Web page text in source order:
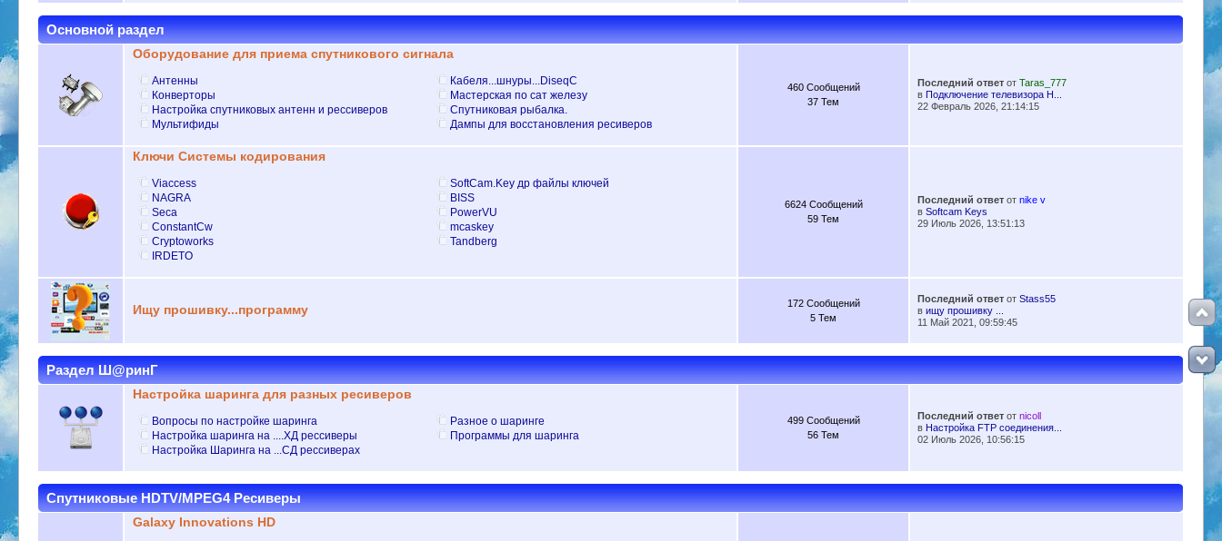
Основной раздел
Оборудование для приема спутникового сигнала
Антенны
Конверторы
Настройка спутниковых антенн и рессиверов
Мультифиды
Кабеля...шнуры...DiseqC
Мастерская по сат железу
Спутниковая рыбалка.
Дампы для восстановления ресиверов
460 Сообщений
37 Тем
Последний ответот Taras_777
в Подключение телевизора H...
22 Февраль 2026, 21:14:15
Ключи Системы кодирования
Viaccess
NAGRA
Seca
ConstantCw
Cryptoworks
IRDETO
SoftCam.Key др файлы ключей
BISS
PowerVU
mcaskey
Tandberg
6624 Сообщений
59 Тем
Последний ответот nike v
в Softcam Keys
29 Июль 2026, 13:51:13
Ищу прошивку...программу
172 Сообщений
5 Тем
Последний ответот Stass55
в ищу прошивку ...
11 Май 2021, 09:59:45
Раздел Ш@ринГ
Настройка шаринга для разных ресиверов
Вопросы по настройке шаринга
Настройка шаринга на ....ХД рессиверы
Настройка Шаринга на ...СД рессиверах
Разное о шаринге
Программы для шаринга
499 Сообщений
56 Тем
Последний ответот nicoll
в Настройка FTP соединения...
02 Июль 2026, 10:56:15
Спутниковые HDTV/MPEG4 Ресиверы
Galaxy Innovations HD